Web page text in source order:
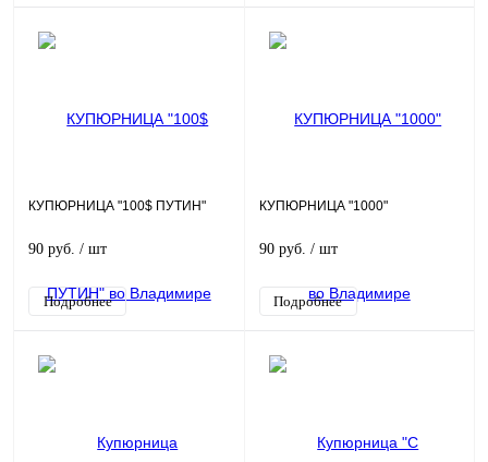
КУПЮРНИЦА "100$ ПУТИН"
90 руб. / шт
Подробнее
КУПЮРНИЦА "1000"
90 руб. / шт
Подробнее